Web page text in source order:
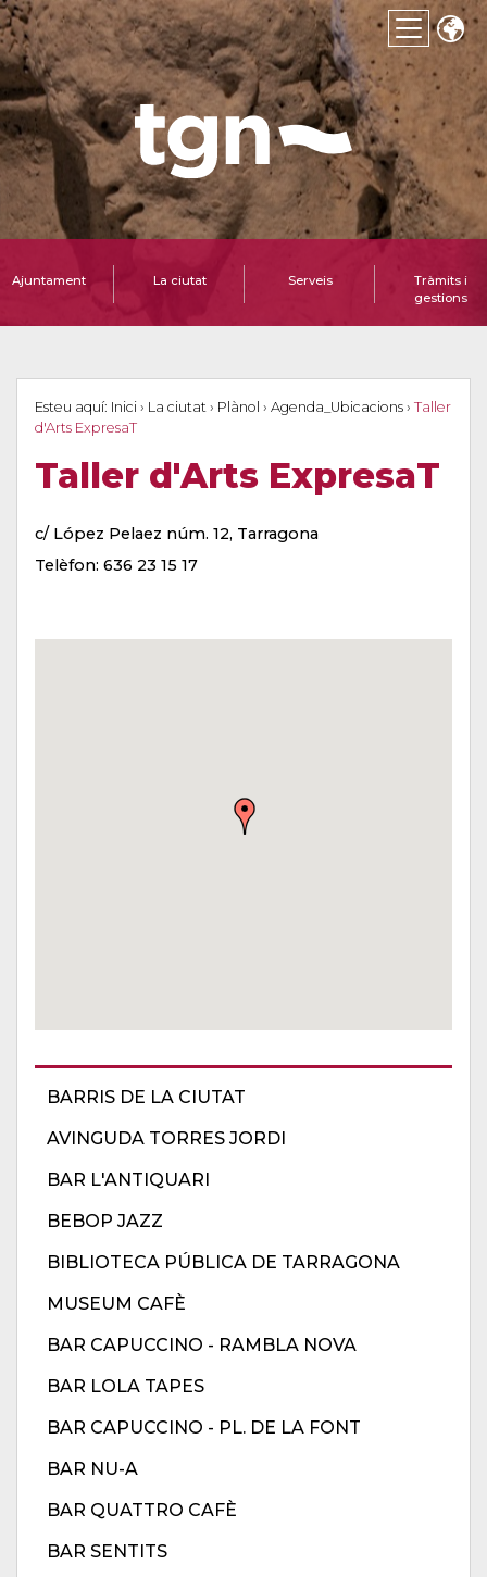
Ajuntament La ciutat Serveis
Tràmits i
gestions
Esteu aquí: Inici › La ciutat › Plànol › Agenda_Ubicacions › Taller
d'Arts ExpresaT
Taller d'Arts ExpresaT
BARRIS DE LA CIUTAT
AVINGUDA TORRES JORDI
BAR L'ANTIQUARI
BEBOP JAZZ
BIBLIOTECA PÚBLICA DE TARRAGONA
MUSEUM CAFÈ
BAR CAPUCCINO - RAMBLA NOVA
BAR LOLA TAPES
BAR CAPUCCINO - PL. DE LA FONT
BAR NU-A
BAR QUATTRO CAFÈ
BAR SENTITS
c/ López Pelaez núm. 12, Tarragona
Telèfon: 636 23 15 17